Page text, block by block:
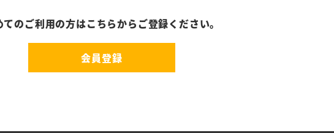
てのご利用の方はこちらからご登録ください。
会員登録